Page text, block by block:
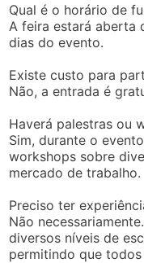
Qual é o horário de
A feira estará aberta
dias do evento.
Existe custo para
Não, a entrada é
Haverá palestras ou
Sim, durante o
workshops sobre
mercado de trabalho.
Preciso ter
Não
diversos níveis de
permitindo que